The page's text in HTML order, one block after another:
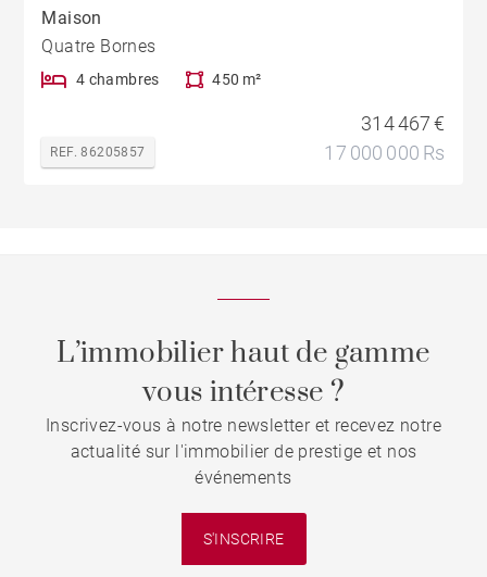
Maison
Quatre Bornes
4 chambres 450 m²
REF. 86205857
314 467 €
17 000 000 Rs
L’immobilier haut de gamme
vous intéresse ?
Inscrivez-vous à notre newsletter et recevez notre
actualité sur l'immobilier de prestige et nos
événements
S'INSCRIRE